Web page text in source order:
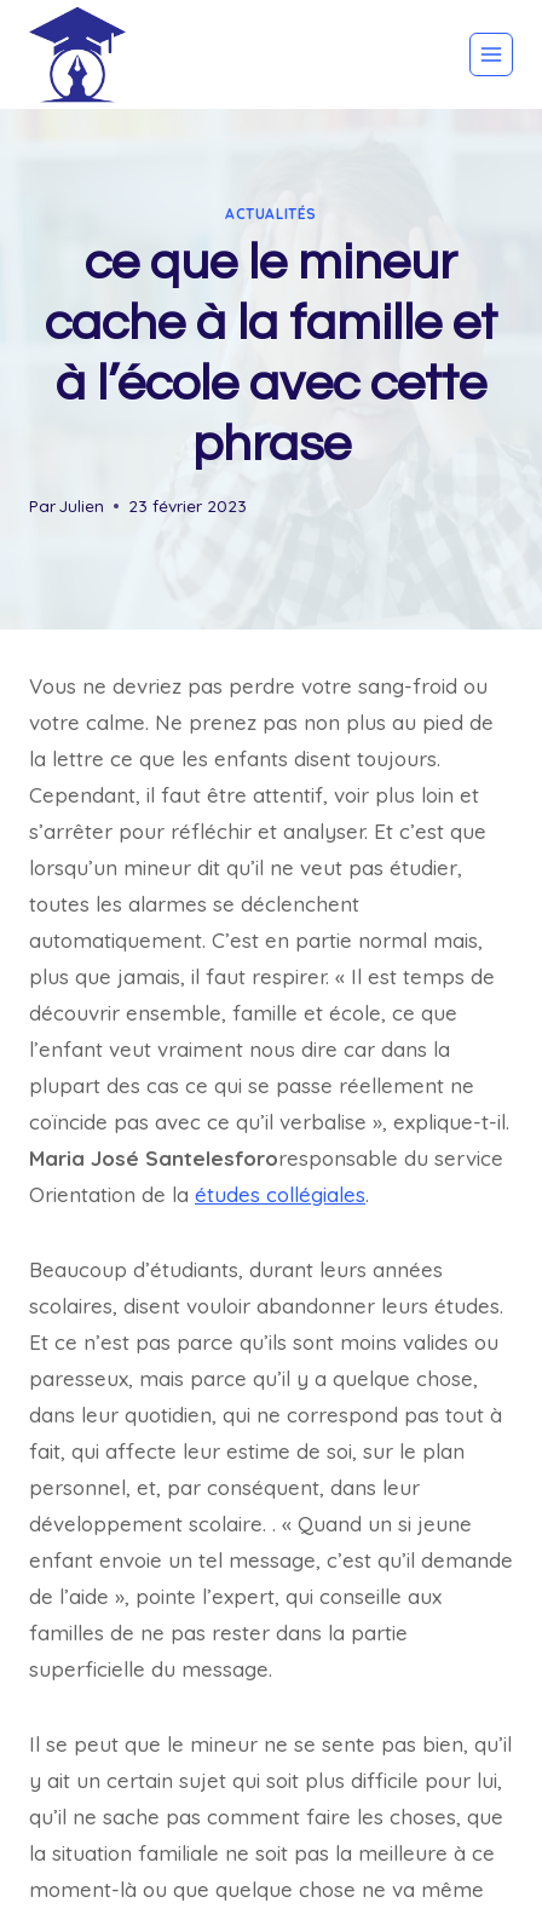
content
ACTUALITÉS
ce que le mineur
cache à la famille et
à l’école avec cette
phrase
ParJulien 23 février 2023
Vous ne devriez pas perdre votre sang-froid ou
votre calme. Ne prenez pas non plus au pied de
la lettre ce que les enfants disent toujours.
Cependant, il faut être attentif, voir plus loin et
s’arrêter pour réfléchir et analyser. Et c’est que
lorsqu’un mineur dit qu’il ne veut pas étudier,
toutes les alarmes se déclenchent
automatiquement. C’est en partie normal mais,
plus que jamais, il faut respirer. « Il est temps de
découvrir ensemble, famille et école, ce que
l’enfant veut vraiment nous dire car dans la
plupart des cas ce qui se passe réellement ne
coïncide pas avec ce qu’il verbalise », explique-t-il.
Maria José Santelesfororesponsable du service
Orientation de la études collégiales.
Beaucoup d’étudiants, durant leurs années
scolaires, disent vouloir abandonner leurs études.
Et ce n’est pas parce qu’ils sont moins valides ou
paresseux, mais parce qu’il y a quelque chose,
dans leur quotidien, qui ne correspond pas tout à
fait, qui affecte leur estime de soi, sur le plan
personnel, et, par conséquent, dans leur
développement scolaire. . « Quand un si jeune
enfant envoie un tel message, c’est qu’il demande
de l’aide », pointe l’expert, qui conseille aux
familles de ne pas rester dans la partie
superficielle du message.
Il se peut que le mineur ne se sente pas bien, qu’il
y ait un certain sujet qui soit plus difficile pour lui,
qu’il ne sache pas comment faire les choses, que
la situation familiale ne soit pas la meilleure à ce
moment-là ou que quelque chose ne va même